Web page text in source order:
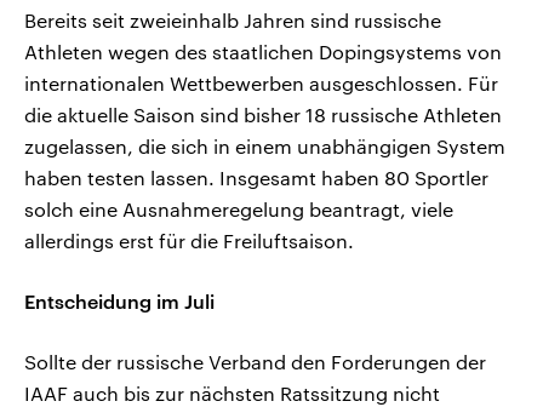
Bereits seit zweieinhalb Jahren sind russische
Athleten wegen des staatlichen Dopingsystems von
internationalen Wettbewerben ausgeschlossen. Für
die aktuelle Saison sind bisher 18 russische Athleten
zugelassen, die sich in einem unabhängigen System
haben testen lassen. Insgesamt haben 80 Sportler
solch eine Ausnahmeregelung beantragt, viele
allerdings erst für die Freiluftsaison.
Entscheidung im Juli
Sollte der russische Verband den Forderungen der
IAAF auch bis zur nächsten Ratssitzung nicht